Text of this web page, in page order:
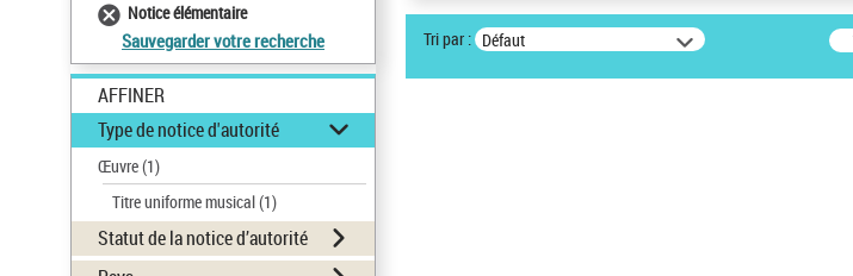
Notice élémentaire
Sauvegarder votre recherche
AFFINER
Type de notice d'autorité
Œuvre(1)
Titre uniforme musical(1)
Statut de la notice d’autorité
Tri par : Défaut